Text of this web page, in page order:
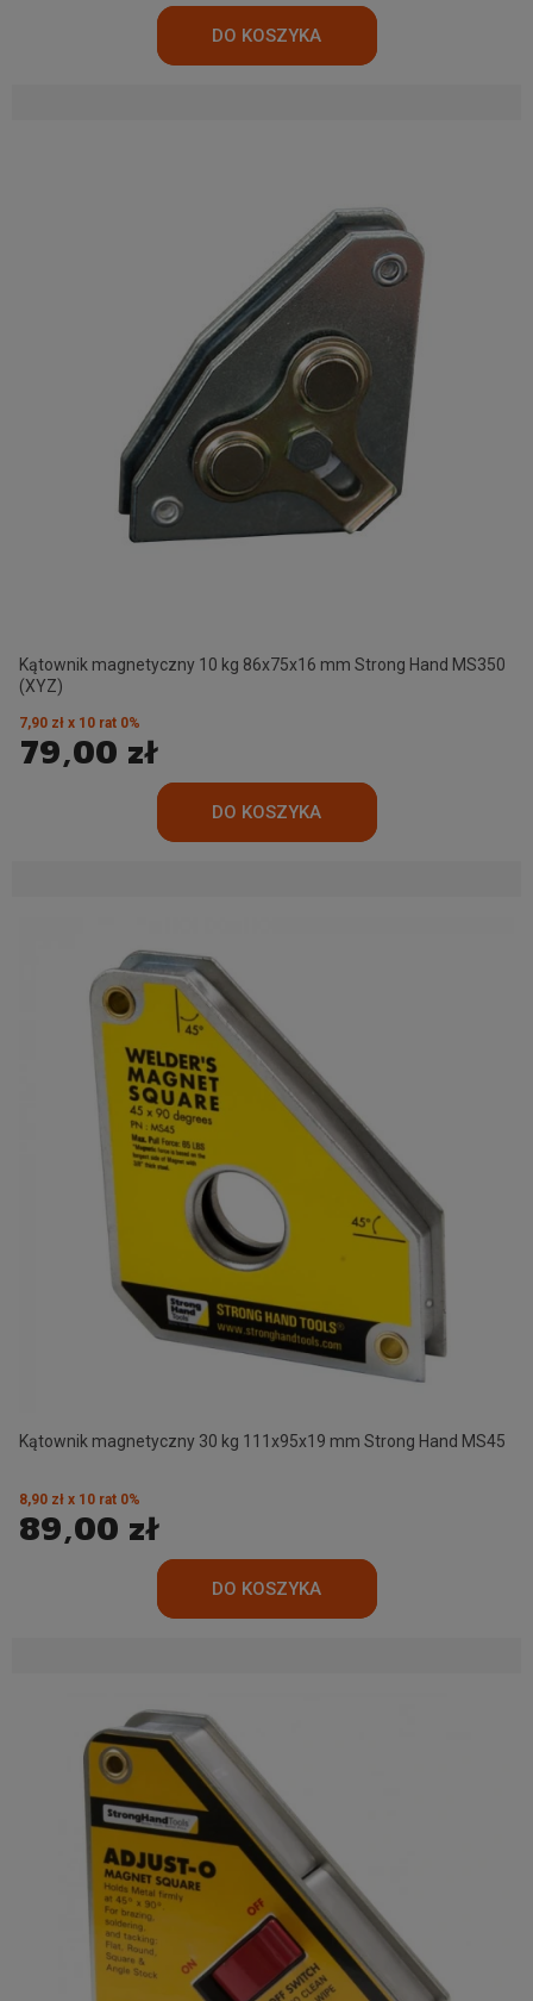
Kątownik magnetyczny 10 kg 86x75x16 mm Strong Hand MS350
(XYZ)
79,00 zł
7,90 zł x 10 rat 0%
Kątownik magnetyczny 30 kg 111x95x19 mm Strong Hand MS45
89,00 zł
8,90 zł x 10 rat 0%